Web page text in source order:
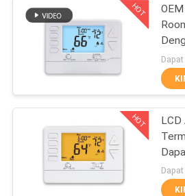
KONTROL
KUALITAS
HUBUNGI
KAMI
PERMINTAAN
PENAWARAN
Ruang
termostat
HOT
HOT
LCD